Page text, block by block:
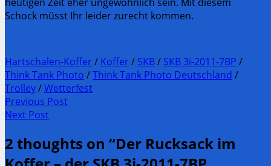
Schock müsst Ihr leider zurecht kommen.
Hartschalen-Koffer / Koffer / SKB/ SKB 3i-2011-7BP /
Think Tank Photo /Think Tank Photo Deutschland /
Trolley/Wetterfest
Post
navigation
Previous Post
Previous
Next Post
Post:
2 thoughts on “Der Rucksack im